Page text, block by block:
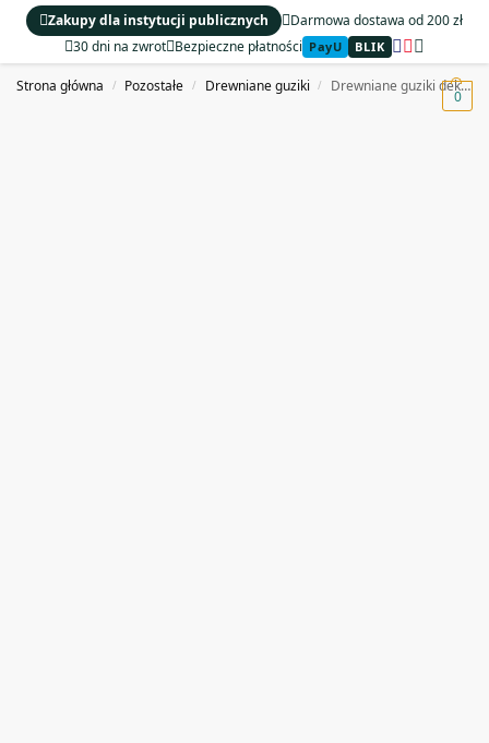
Darmowa dostawa od 200 zł
30 dni na zwrot Bezpieczne płatności PayU BLIK
Zakupy dla instytucji publicznych
MENU
0
Strona główna / Pozostałe / Drewniane guziki / Drewniane guziki dekoracyjne serduszka do szycia 100 szt.